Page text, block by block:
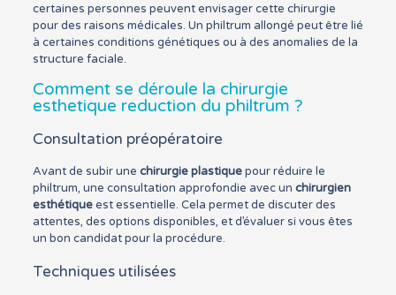
certaines personnes peuvent envisager cette chirurgie
pour des raisons médicales. Un philtrum allongé peut être lié
à certaines conditions génétiques ou à des anomalies de la
structure faciale.
Comment se déroule la chirurgie
esthetique reduction du philtrum ?
Consultation préopératoire
Avant de subir une chirurgie plastiquepour réduire le
philtrum, une consultation approfondie avec un chirurgien
esthétiqueest essentielle. Cela permet de discuter des
attentes, des options disponibles, et d’évaluer si vous êtes
un bon candidat pour la procédure.
Techniques utilisées